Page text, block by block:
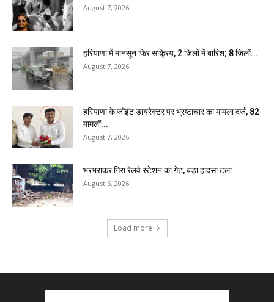
August 7, 2026
हरियाणा में मानसून फिर सक्रिय, 2 जिलों में बारिश; 8 जिलों...
August 7, 2026
हरियाणा के जॉइंट डायरेक्टर पर भ्रष्टाचार का मामला दर्ज, 82
मामलों...
August 7, 2026
भरभराकर गिरा रेलवे स्टेशन का गेट, बड़ा हादसा टला
August 6, 2026
Load more